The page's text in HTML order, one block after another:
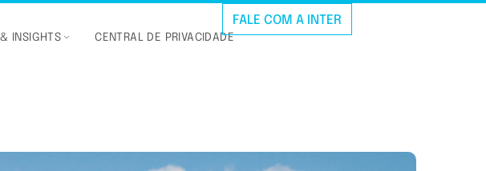
INSIGHTS CENTRAL DE PRIVACIDADE
FALE COM A INTER